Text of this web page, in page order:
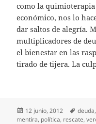
como la
económico, nos lo
dar saltos de alegría.
multiplicadores de
el bienestar en las
tirado de tijera. La
Publicado
el
12 junio, 2012 deuda
mentira, política, rescate,